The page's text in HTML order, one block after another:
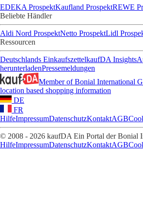
EDEKA ProspektKaufland ProspektREWE
Beliebte Händler
Aldi Nord ProspektNetto ProspektLidl
Ressourcen
Deutschlands EinkaufszettelkaufDA Insights
herunterladenPressemeldungen
Member of Bonial International
location based shopping information
DE
FR
HilfeImpressumDatenschutzKontaktAGB
© 2008 - 2026 kaufDA Ein Portal der Bonial
HilfeImpressumDatenschutzKontaktAGB